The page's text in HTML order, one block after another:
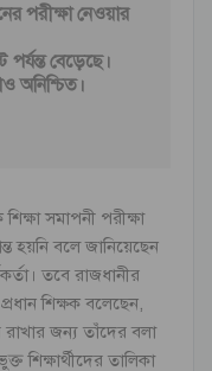
পরীক্ষা নেওয়ার
পর্যন্ত বেড়েছে।
অনিশ্চিত।
শিক্ষা সমাপনী পরীক্ষা
হয়নি বলে জানিয়েছেন
তবে রাজধানীর
শিক্ষক বলেছেন,
রাখার জন্য তাঁদের বলা
শিক্ষার্থীদের তালিকা